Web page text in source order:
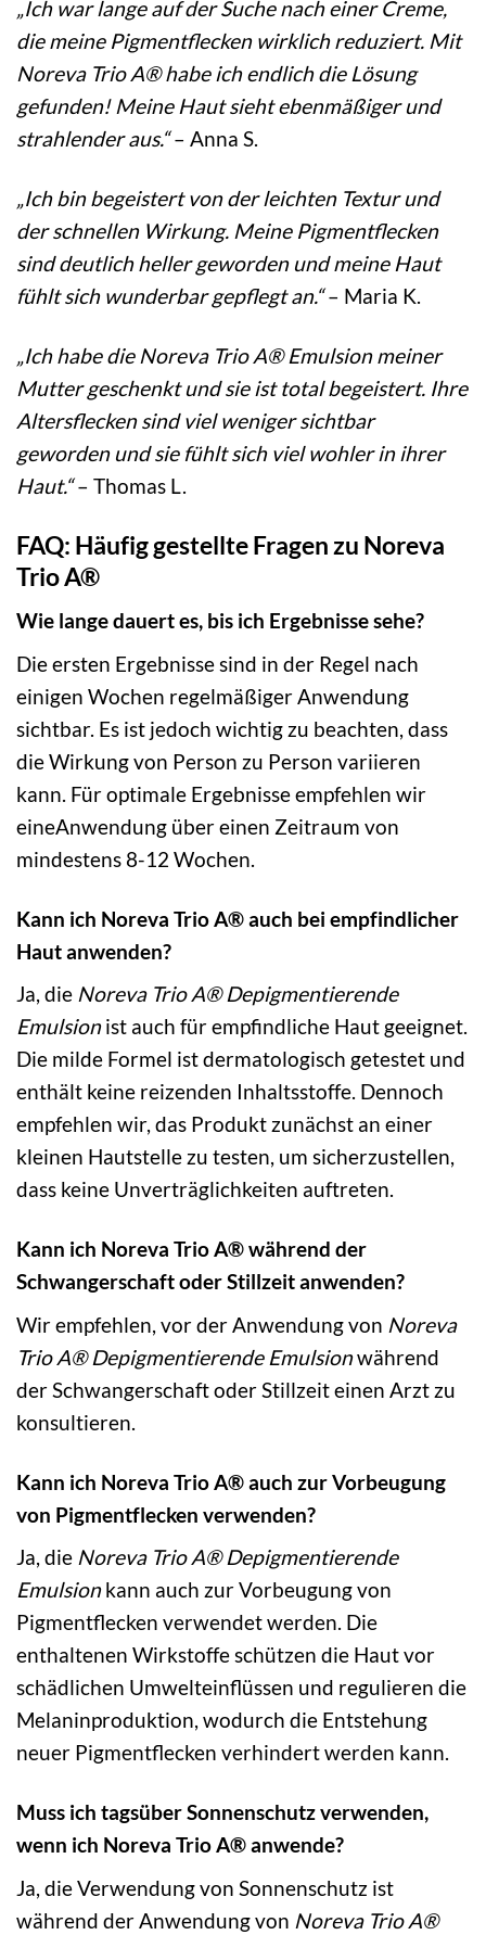
„Ich war lange auf der Suche nach einer Creme,
die meine Pigmentflecken wirklich reduziert. Mit
Noreva Trio A® habe ich endlich die Lösung
gefunden! Meine Haut sieht ebenmäßiger und
strahlender aus.“– Anna S.
„Ich bin begeistert von der leichten Textur und
der schnellen Wirkung. Meine Pigmentflecken
sind deutlich heller geworden und meine Haut
fühlt sich wunderbar gepflegt an.“– Maria K.
„Ich habe die Noreva Trio A® Emulsion meiner
Mutter geschenkt und sie ist total begeistert. Ihre
Altersflecken sind viel weniger sichtbar
geworden und sie fühlt sich viel wohler in ihrer
Haut.“– Thomas L.
FAQ: Häufig gestellte Fragen zu Noreva
Trio A®
Wie lange dauert es, bis ich Ergebnisse sehe?
Die ersten Ergebnisse sind in der Regel nach
einigen Wochen regelmäßiger Anwendung
sichtbar. Es ist jedoch wichtig zu beachten, dass
die Wirkung von Person zu Person variieren
kann. Für optimale Ergebnisse empfehlen wir
eineAnwendung über einen Zeitraum von
mindestens 8-12 Wochen.
Kann ich Noreva Trio A® auch bei empfindlicher
Haut anwenden?
Ja, die Noreva Trio A® Depigmentierende
Emulsionist auch für empfindliche Haut geeignet.
Die milde Formel ist dermatologisch getestet und
enthält keine reizenden Inhaltsstoffe. Dennoch
empfehlen wir, das Produkt zunächst an einer
kleinen Hautstelle zu testen, um sicherzustellen,
dass keine Unverträglichkeiten auftreten.
Kann ich Noreva Trio A® während der
Schwangerschaft oder Stillzeit anwenden?
Wir empfehlen, vor der Anwendung von Noreva
Trio A® Depigmentierende Emulsionwährend
der Schwangerschaft oder Stillzeit einen Arzt zu
konsultieren.
Kann ich Noreva Trio A® auch zur Vorbeugung
von Pigmentflecken verwenden?
Ja, die Noreva Trio A® Depigmentierende
Emulsionkann auch zur Vorbeugung von
Pigmentflecken verwendet werden. Die
enthaltenen Wirkstoffe schützen die Haut vor
schädlichen Umwelteinflüssen und regulieren die
Melaninproduktion, wodurch die Entstehung
neuer Pigmentflecken verhindert werden kann.
Muss ich tagsüber Sonnenschutz verwenden,
wenn ich Noreva Trio A® anwende?
Ja, die Verwendung von Sonnenschutz ist
während der Anwendung von Noreva Trio A®